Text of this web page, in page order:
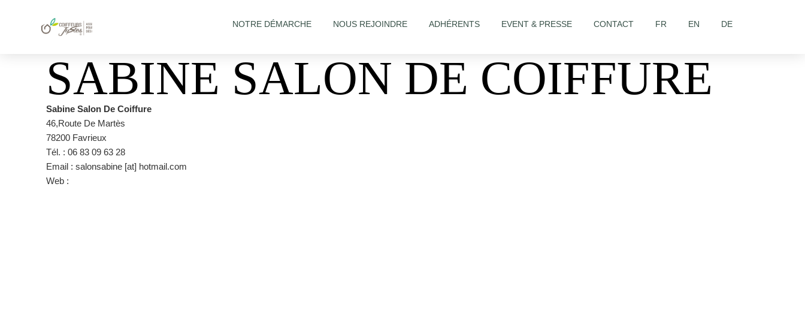
NOTRE DÉMARCHE NOUS REJOINDRE ADHÉRENTS EVENT & PRESSE CONTACT FR EN DE
SABINE SALON DE COIFFURE
Sabine Salon De Coiffure
46,Route De Martès
78200 Favrieux
Tél. : 06 83 09 63 28
Email : salonsabine [at] hotmail.com
Web :